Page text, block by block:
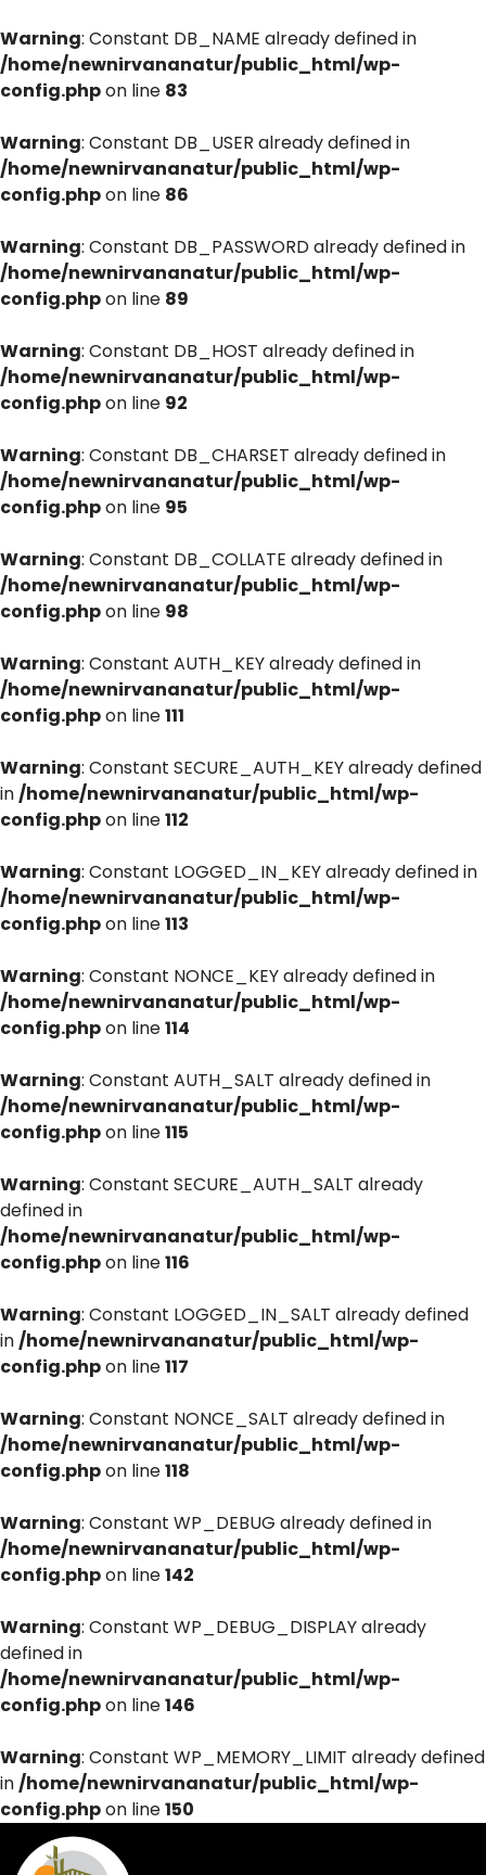
Warning: Constant DB_NAME already defined in
/home/newnirvananatur/public_html/wp-
config.phpon line 83
Warning: Constant DB_USER already defined in
/home/newnirvananatur/public_html/wp-
config.phpon line 86
Warning: Constant DB_PASSWORD already defined in
/home/newnirvananatur/public_html/wp-
config.phpon line 89
Warning: Constant DB_HOST already defined in
/home/newnirvananatur/public_html/wp-
config.phpon line 92
Warning: Constant DB_CHARSET already defined in
/home/newnirvananatur/public_html/wp-
config.phpon line 95
Warning: Constant DB_COLLATE already defined in
/home/newnirvananatur/public_html/wp-
config.phpon line 98
Warning: Constant AUTH_KEY already defined in
/home/newnirvananatur/public_html/wp-
config.phpon line111
Warning: Constant SECURE_AUTH_KEY already defined
in/home/newnirvananatur/public_html/wp-
config.phpon line112
Warning: Constant LOGGED_IN_KEY already defined in
/home/newnirvananatur/public_html/wp-
config.phpon line113
Warning: Constant NONCE_KEY already defined in
/home/newnirvananatur/public_html/wp-
config.phpon line114
Warning: Constant AUTH_SALT already defined in
/home/newnirvananatur/public_html/wp-
config.phpon line115
Warning: Constant SECURE_AUTH_SALT already
defined in
/home/newnirvananatur/public_html/wp-
config.phpon line116
Warning: Constant LOGGED_IN_SALT already defined
in/home/newnirvananatur/public_html/wp-
config.phpon line117
Warning: Constant NONCE_SALT already defined in
/home/newnirvananatur/public_html/wp-
config.phpon line118
Warning: Constant WP_DEBUG already defined in
/home/newnirvananatur/public_html/wp-
config.phpon line142
Warning: Constant WP_DEBUG_DISPLAY already
defined in
/home/newnirvananatur/public_html/wp-
config.phpon line146
Warning: Constant WP_MEMORY_LIMIT already defined
in/home/newnirvananatur/public_html/wp-
config.phpon line150